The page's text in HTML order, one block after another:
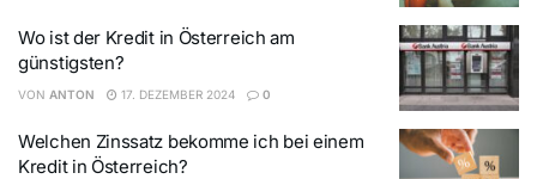
Wo ist der Kredit in Österreich am
günstigsten?
VON ANTON 17. DEZEMBER 2024 0
Welchen Zinssatz bekomme ich bei einem
Kredit in Österreich?